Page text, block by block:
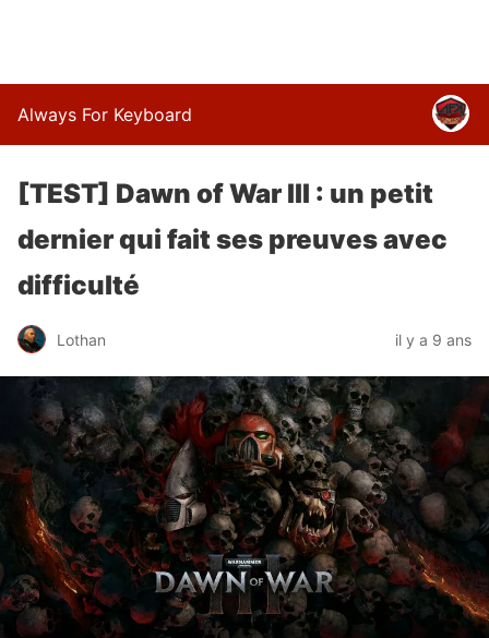
Always For Keyboard
[TEST] Dawn of War III : un petit
dernier qui fait ses preuves avec
difficulté
Lothan il y a 9 ans